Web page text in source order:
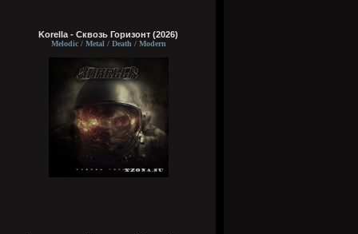
Korella - Сквозь Горизонт (2026)
Melodic / Metal / Death / Modern